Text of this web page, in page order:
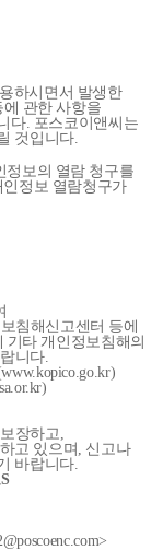
하시면서 발생한
관한 사항을
다. 포스코이앤씨는
것입니다.
정보의 열람 청구를
정보 열람청구가
침해신고센터 등에
타 개인정보침해의
니다.
장하고,
고 있으며, 신고나
바랍니다.